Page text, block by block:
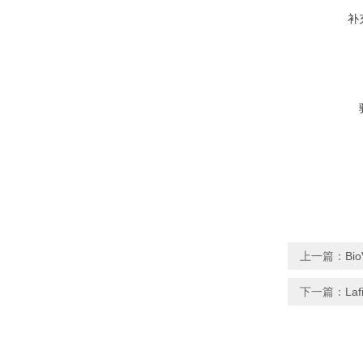
补
上一篇：
下一篇：